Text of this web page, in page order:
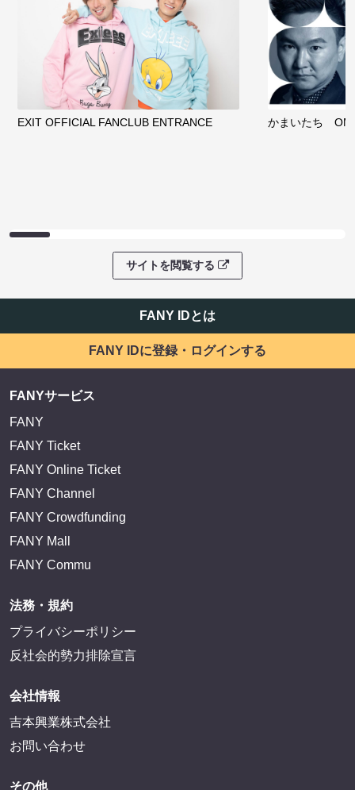
EXIT OFFICIAL FANCLUB ENTRANCE かまいたち
サイトを閲覧する
FANY IDとは
FANY IDに登録・ログインする
FANYサービス
FANY
FANY Ticket
FANY Online Ticket
FANY Channel
FANY Crowdfunding
FANY Mall
FANY Commu
法務・規約
プライバシーポリシー
反社会的勢力排除宣言
会社情報
吉本興業株式会社
お問い合わせ
その他